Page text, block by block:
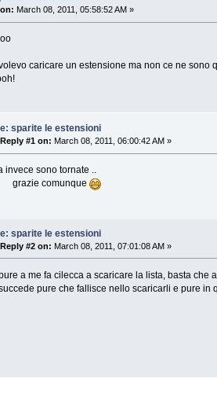
on: March 08, 2011, 05:58:52 AM »
caricare un estensione ma non ce ne sono
sparite le estensioni
Reply #1 on: March 08, 2011, 06:00:42 AM »
invece sono tornate ..
comunque
sparite le estensioni
Reply #2 on: March 08, 2011, 07:01:08 AM »
a me fa cilecca a scaricare la lista, basta che
pure che fallisce nello scaricarli e pure in